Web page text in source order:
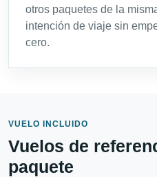
otros paquetes de la
intención de viaje sin
cero.
VUELO INCLUIDO
Vuelos de
paquete